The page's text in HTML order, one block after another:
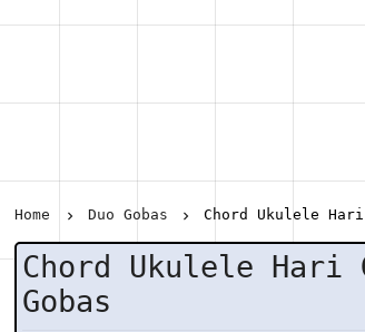
Home Duo Gobas Chord Ukulele
Chord Ukulele Hari
Gobas